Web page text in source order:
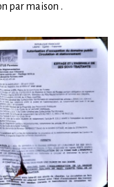
par maison .